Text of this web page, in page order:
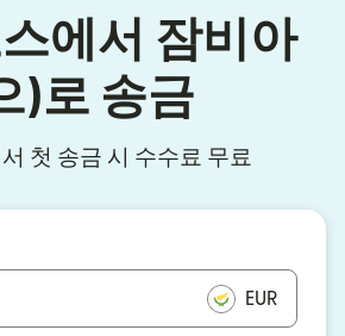
에서 잠비아
)로 송금
첫 송금 시 수수료 무료
EUR